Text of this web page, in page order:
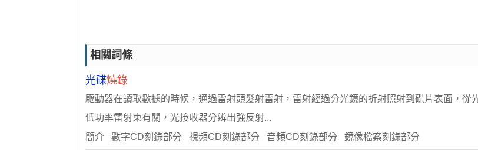
相關詞條
光碟燒錄
驅動器在讀取數據的時候，通過雷射頭髮射雷射，雷射經過分光鏡的折射照射到碟片表面，從
低功率雷射束有關，光接收器分辨出強反射...
簡介 數字CD刻錄部分 視頻CD刻錄部分 音頻CD刻錄部分 鏡像檔案刻錄部分